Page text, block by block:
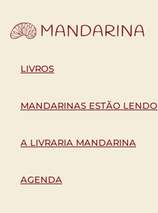
LIVROS
MANDARINAS ESTÃO LENDO
A LIVRARIA MANDARINA
AGENDA